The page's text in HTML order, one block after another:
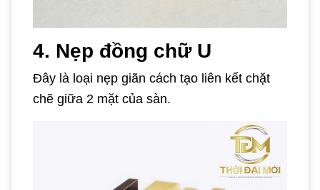
4. Nẹp đồng chữ U
Đây là loại nẹp giãn cách tạo liên kết chặt
chẽ giữa 2 mặt của sàn.